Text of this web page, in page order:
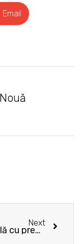
Email
Next
Tombolă cu premii de Ziua Reciclării la Moldova Nouă!
Next